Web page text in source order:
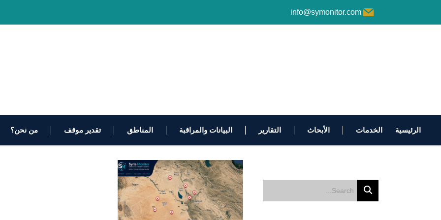
info@symonitor.com
الرئيسية الخدمات الأبحاث التقارير البيانات والمراقبة المناطق تقدير موقف من نحن؟